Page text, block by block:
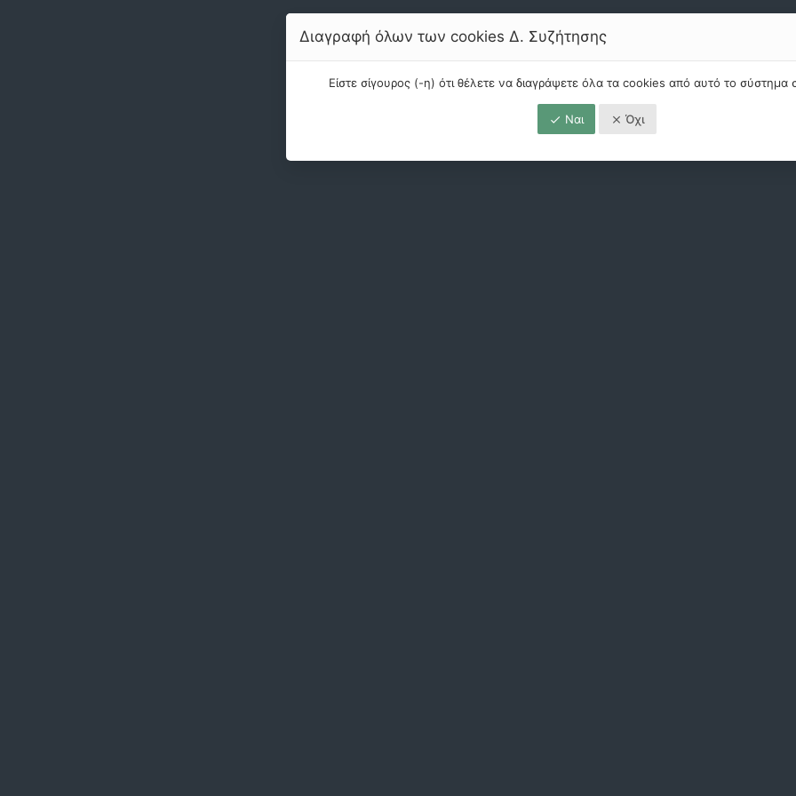
Διαγραφή όλων των cookies Δ. Συζήτησης
Είστε σίγουρος (-η) ότι θέλετε να διαγράψετε όλα τα cookies από αυτό το σύστημα
Ναι Όχι